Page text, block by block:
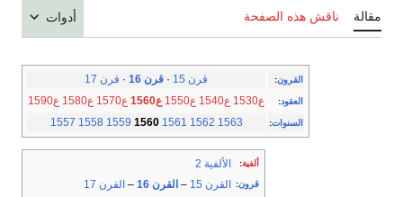
مقالة ناقش هذه الصفحة أدوات
القرون: قرن 15 · قرن 16 · قرن 17
العقود: ع1530 ع1540 ع1550 ع1560 ع1570 ع1580 ع1590
السنوات:
1557 1558 1559 1560 1561 1562 1563
ألفية: الألفية 2
قرون: القرن 15 – القرن 16 – القرن 17